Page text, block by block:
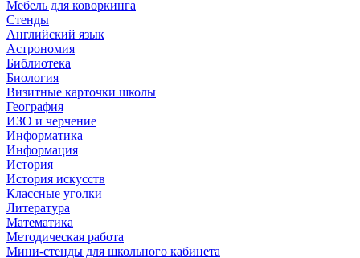
Мебель для коворкинга
Стенды
Английский язык
Астрономия
Библиотека
Биология
Визитные карточки школы
География
ИЗО и черчение
Информатика
Информация
История
История искусств
Классные уголки
Литература
Математика
Методическая работа
Мини-стенды для школьного кабинета